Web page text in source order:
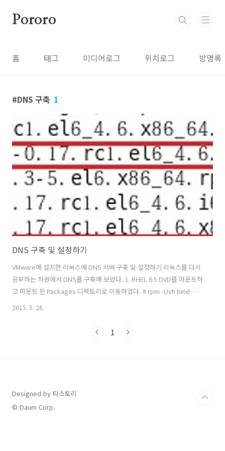
Pororo
홈 태그 미디어로그 위치로그 방명록
DNS 구축 1
DNS 구축 및 설정하기
VMware에 설치한 리눅스에 DNS 서버 구축 및 설정하기 리눅스를 다시
공부하는 차원에서 DNS를 구축해 보았다. 1. RHEL 6.5 DVD를 마운트하
고 마운트 된 Packages 디렉토리로 이동하였다. # rpm -Uvh bind- 명
령어를 입력하여 bind 패키지들을 설치한다. 2. # rpm -qa | grep bind
/etc/hosts 명령어를 입력하여 아이피와, 도메인을 입력한다. ** 참고
2015. 5. 26.
1
Designed by 티스토리
© Daum Corp.